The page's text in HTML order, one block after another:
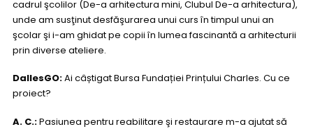
cadrul şcolilor (De-a arhitectura mini, Clubul De-a arhitectura),
unde am susţinut desfăşurarea unui curs în timpul unui an
şcolar şi i-am ghidat pe copii în lumea fascinantă a arhitecturii
prin diverse ateliere.
DallesGO:Ai câștigat Bursa Fundației Prințului Charles. Cu ce
proiect?
A. C.:Pasiunea pentru reabilitare şi restaurare m-a ajutat să